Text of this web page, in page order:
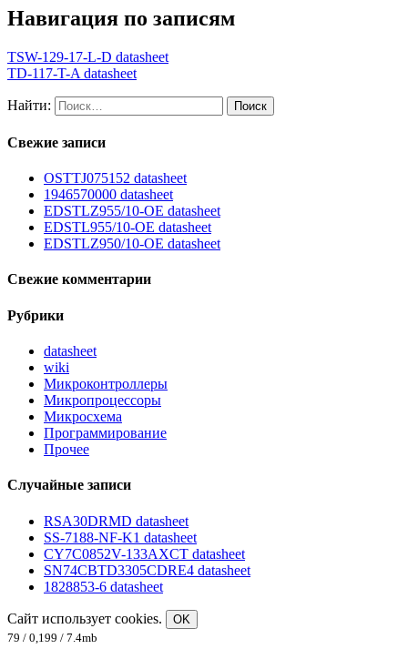
Навигация по записям
TSW-129-17-L-D datasheet
TD-117-T-A datasheet
Найти:
Свежие записи
OSTTJ075152 datasheet
1946570000 datasheet
EDSTLZ955/10-OE datasheet
EDSTL955/10-OE datasheet
EDSTLZ950/10-OE datasheet
Свежие комментарии
Рубрики
datasheet
wiki
Микроконтроллеры
Микропроцессоры
Микросхема
Программирование
Прочее
Случайные записи
RSA30DRMD datasheet
SS-7188-NF-K1 datasheet
CY7C0852V-133AXCT datasheet
SN74CBTD3305CDRE4 datasheet
1828853-6 datasheet
Сайт использует cookies.
OK
79 / 0,199 / 7.4mb